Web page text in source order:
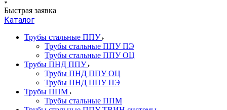
Быстрая заявка
Каталог
Трубы стальные ППУ
Трубы стальные ППУ ПЭ
Трубы стальные ППУ ОЦ
Трубы ПНД ППУ
Трубы ПНД ППУ ОЦ
Трубы ПНД ППУ ПЭ
Трубы ППМ
Трубы стальные ППМ